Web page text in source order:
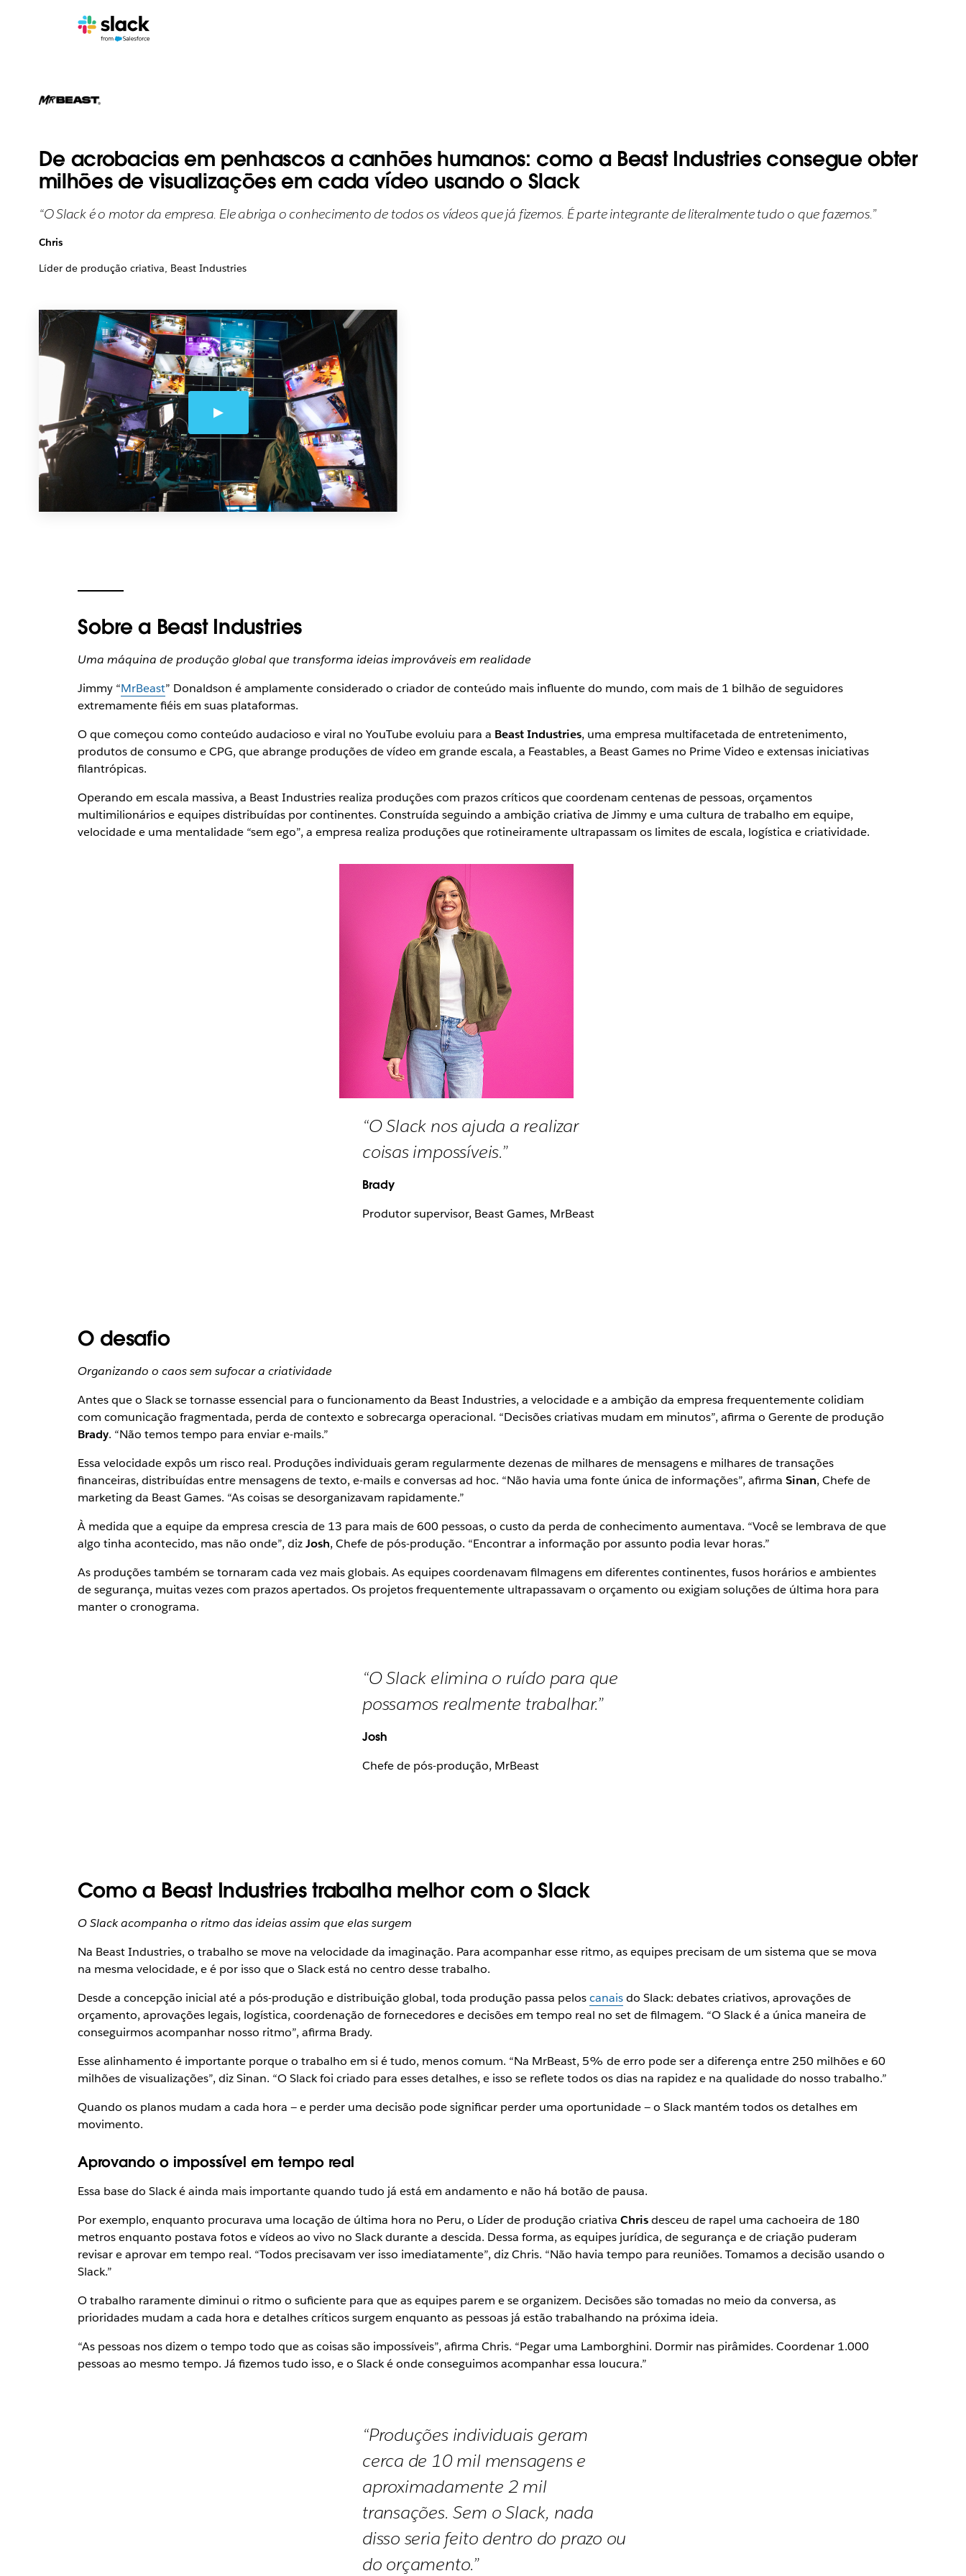
De acrobacias em penhascos a canhões humanos: como a Beast Industries consegue obter
milhões de visualizações em cada vídeo usando o Slack
“O Slack é o motor da empresa. Ele abriga o conhecimento de todos os vídeos que já fizemos. É parte integrante de literalmente tudo o que fazemos.”
Chris
Líder de produção criativa, Beast Industries
Sobre a Beast Industries
Uma máquina de produção global que transforma ideias improváveis ​​em realidade
Jimmy “MrBeast” Donaldson é amplamente considerado o criador de conteúdo mais influente do mundo, com mais de 1 bilhão de seguidores
extremamente fiéis em suas plataformas.
O que começou como conteúdo audacioso e viral no YouTube evoluiu para a Beast Industries, uma empresa multifacetada de entretenimento,
produtos de consumo e CPG, que abrange produções de vídeo em grande escala, a Feastables, a Beast Games no Prime Video e extensas iniciativas
filantrópicas.
Operando em escala massiva, a Beast Industries realiza produções com prazos críticos que coordenam centenas de pessoas, orçamentos
multimilionários e equipes distribuídas por continentes. Construída seguindo a ambição criativa de Jimmy e uma cultura de trabalho em equipe,
velocidade e uma mentalidade “sem ego”, a empresa realiza produções que rotineiramente ultrapassam os limites de escala, logística e criatividade.
“O Slack nos ajuda a realizar
coisas impossíveis.”
Brady
Produtor supervisor, Beast Games, MrBeast
O desafio
Organizando o caos sem sufocar a criatividade
Antes que o Slack se tornasse essencial para o funcionamento da Beast Industries, a velocidade e a ambição da empresa frequentemente colidiam
com comunicação fragmentada, perda de contexto e sobrecarga operacional. “Decisões criativas mudam em minutos”, afirma o Gerente de produção
Brady. “Não temos tempo para enviar e-mails.”
Essa velocidade expôs um risco real. Produções individuais geram regularmente dezenas de milhares de mensagens e milhares de transações
financeiras, distribuídas entre mensagens de texto, e-mails e conversas ad hoc. “Não havia uma fonte única de informações”, afirma Sinan, Chefe de
marketing da Beast Games. “As coisas se desorganizavam rapidamente.”
À medida que a equipe da empresa crescia de 13 para mais de 600 pessoas, o custo da perda de conhecimento aumentava. “Você se lembrava de que
algo tinha acontecido, mas não onde”, dizJosh, Chefe de pós-produção. “Encontrar a informação por assunto podia levar horas.”
As produções também se tornaram cada vez mais globais. As equipes coordenavam filmagens em diferentes continentes, fusos horários e ambientes
de segurança, muitas vezes com prazos apertados. Os projetos frequentemente ultrapassavam o orçamento ou exigiam soluções de última hora para
manter o cronograma.
“O Slack elimina o ruído para que
possamos realmente trabalhar.”
Josh
Chefe de pós-produção, MrBeast
Como a Beast Industries trabalha melhor com o Slack
O Slack acompanha o ritmo das ideias assim que elas surgem
Na Beast Industries, o trabalho se move na velocidade da imaginação. Para acompanhar esse ritmo, as equipes precisam de um sistema que se mova
na mesma velocidade, e é por isso que o Slack está no centro desse trabalho.
Desde a concepção inicial até a pós-produção e distribuição global, toda produção passa peloscanaisdo Slack: debates criativos, aprovações de
orçamento, aprovações legais, logística, coordenação de fornecedores e decisões em tempo real no set de filmagem. “O Slack é a única maneira de
conseguirmos acompanhar nosso ritmo”, afirma Brady.
Esse alinhamento é importante porque o trabalho em si é tudo, menos comum. “Na MrBeast, 5% de erro pode ser a diferença entre 250 milhões e 60
milhões de visualizações”, diz Sinan. “O Slack foi criado para esses detalhes, e isso se reflete todos os dias na rapidez e na qualidade do nosso trabalho.”
Quando os planos mudam a cada hora — e perder uma decisão pode significar perder uma oportunidade — o Slack mantém todos os detalhes em
movimento.
Aprovando o impossível em tempo real
Essa base do Slack é ainda mais importante quando tudo já está em andamento e não há botão de pausa.
Por exemplo, enquanto procurava uma locação de última hora no Peru, o Líder de produção criativa Chrisdesceu de rapel uma cachoeira de 180
metros enquanto postava fotos e vídeos ao vivo no Slack durante a descida. Dessa forma, as equipes jurídica, de segurança e de criação puderam
revisar e aprovar em tempo real. “Todos precisavam ver isso imediatamente”, diz Chris. “Não havia tempo para reuniões. Tomamos a decisão usando o
Slack.”
O trabalho raramente diminui o ritmo o suficiente para que as equipes parem e se organizem. Decisões são tomadas no meio da conversa, as
prioridades mudam a cada hora e detalhes críticos surgem enquanto as pessoas já estão trabalhando na próxima ideia.
“As pessoas nos dizem o tempo todo que as coisas são impossíveis”, afirma Chris. “Pegar uma Lamborghini. Dormir nas pirâmides. Coordenar 1.000
pessoas ao mesmo tempo. Já fizemos tudo isso, e o Slack é onde conseguimos acompanhar essa loucura.”
“Produções individuais geram
cerca de 10 mil mensagens e
aproximadamente 2 mil
transações. Sem o Slack, nada
disso seria feito dentro do prazo ou
do orçamento.”